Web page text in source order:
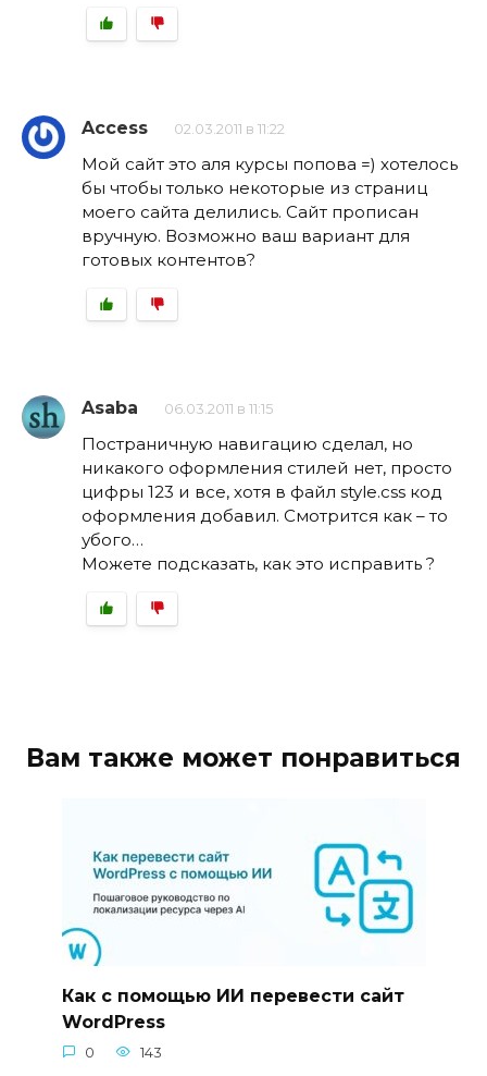
Access 02.03.2011 в 11:22
Мой сайт это аля курсы попова =) хотелось
бы чтобы только некоторые из страниц
моего сайта делились. Сайт прописан
вручную. Возможно ваш вариант для
готовых контентов?
Asaba 06.03.2011 в 11:15
Постраничную навигацию сделал, но
никакого оформления стилей нет, просто
цифры 123 и все, хотя в файл style.css код
оформления добавил. Смотрится как – то
убого…
Можете подсказать, как это исправить ?
Вам также может понравиться
Как с помощью ИИ перевести сайт
WordPress
0 143